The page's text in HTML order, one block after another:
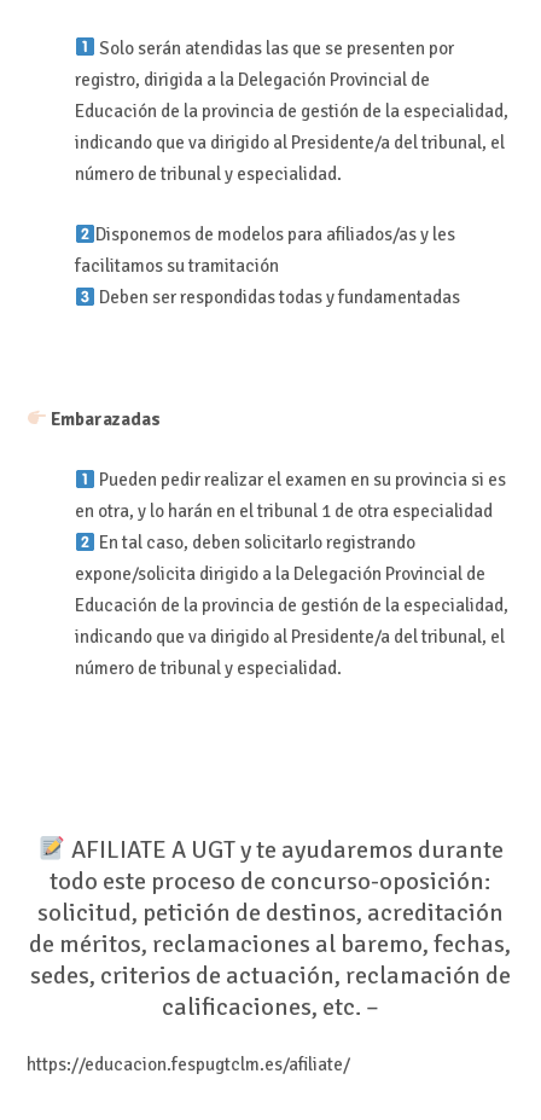
Solo serán atendidas las que se presenten por
registro, dirigida a la Delegación Provincial de
Educación de la provincia de gestión de la especialidad,
indicando que va dirigido al Presidente/a del tribunal, el
número de tribunal y especialidad.
Disponemos de modelos para afiliados/as y les
facilitamos su tramitación
Deben ser respondidas todas y fundamentadas
Embarazadas
Pueden pedir realizar el examen en su provincia si es
en otra, y lo harán en el tribunal 1 de otra especialidad
En tal caso, deben solicitarlo registrando
expone/solicita dirigido a la Delegación Provincial de
Educación de la provincia de gestión de la especialidad,
indicando que va dirigido al Presidente/a del tribunal, el
número de tribunal y especialidad.
AFILIATE A UGT y te ayudaremos durante
todo este proceso de concurso-oposición:
solicitud, petición de destinos, acreditación
de méritos, reclamaciones al baremo, fechas,
sedes, criterios de actuación, reclamación de
calificaciones, etc. –
https://educacion.fespugtclm.es/afiliate/